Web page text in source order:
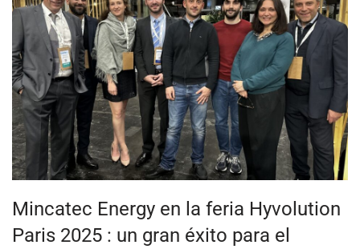
Mincatec Energy en la feria Hyvolution
Paris 2025 : un gran éxito para el